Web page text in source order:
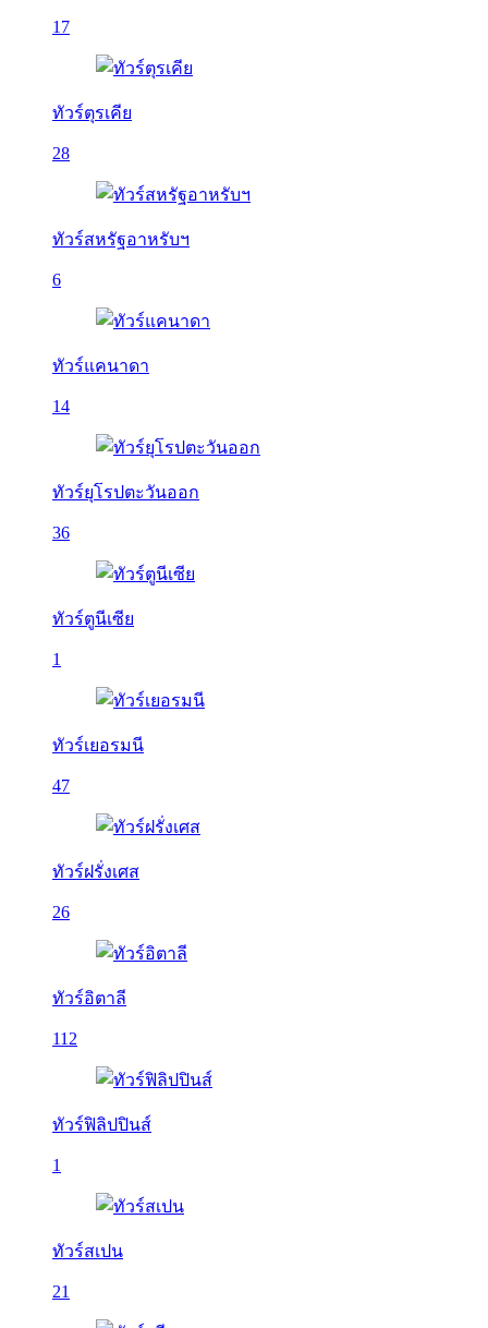
17
ทัวร์ตุรเคีย
28
ทัวร์สหรัฐอาหรับฯ
6
ทัวร์แคนาดา
14
ทัวร์ยุโรปตะวันออก
36
ทัวร์ตูนีเซีย
1
ทัวร์เยอรมนี
47
ทัวร์ฝรั่งเศส
26
ทัวร์อิตาลี
112
ทัวร์ฟิลิปปินส์
1
ทัวร์สเปน
21